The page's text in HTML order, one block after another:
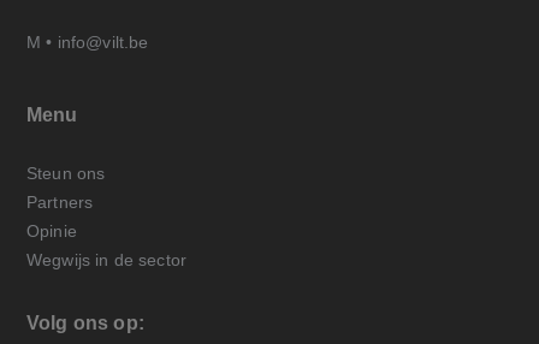
M • info@vilt.be
Menu
Steun ons
Partners
Opinie
Wegwijs in de sector
Volg ons op: